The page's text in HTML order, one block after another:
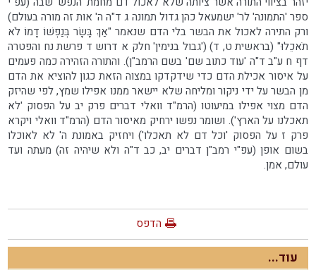
ספר 'התמונה' לר' ישמעאל כהן גדול תמונה ג ד"ה ה' אות זה מורה בעולם)
ורק התירה לאכול את הבשר בלי הדם שנאמר "אַךְ בָּשָׂר בְּנַפְשׁוֹ דָמוֹ לֹא
תֹאכֵלוּ" (בראשית ט, ד) ('גבול בנימין' חלק א דרוש ד פרשת נח והפטרה
דף ח ע"ב ד"ה 'עוד כתוב שם' בשם הרמב"ן). והתורה הזהירה כמה פעמים
על איסור אכילת הדם כדי שידקדקו במצוה הזאת כגון להוציא את הדם
מן הבשר על ידי ניקור ומליחה שלא יישאר ממנו אפילו שמץ, לפי שהיזק
הדם מצוי אפילו במיעוטו (הרמ"ד וואלי דברים פרק יב על הפסוק 'לא
תאכלנו על הארץ'). ושומר נפשו ירחיק מאיסור הדם (הרמ"ד וואלי ויקרא
פרק ז על הפסוק 'וכל דם לא תאכלו') ויחזיק באמונת ה' לא לאוכלו
בשום אופן (עפ"י רמב"ן דברים יב, כב ד"ה ולא שיהיה זה) מעתה ועד
עולם, אמן.
הדפס
עוד...